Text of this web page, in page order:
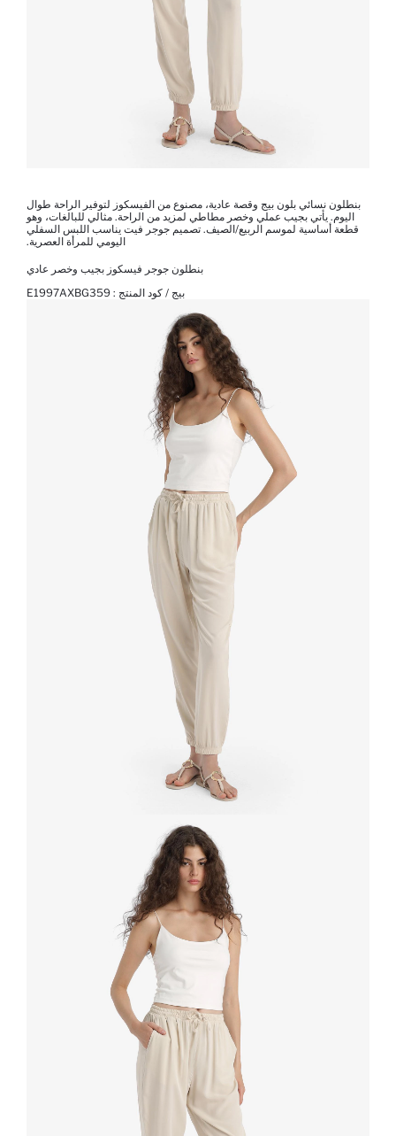
بنطلون نسائي بلون بيج وقصة عادية، مصنوع من الفيسكوز لتوفير الراحة طوال
اليوم. يأتي بجيب عملي وخصر مطاطي لمزيد من الراحة. مثالي للبالغات، وهو
قطعة أساسية لموسم الربيع/الصيف. تصميم جوجر فيت يناسب اللبس السفلي
اليومي للمرأة العصرية.
بنطلون جوجر فيسكوز بجيب وخصر عادي
بيج / كود المنتج : E1997AXBG359